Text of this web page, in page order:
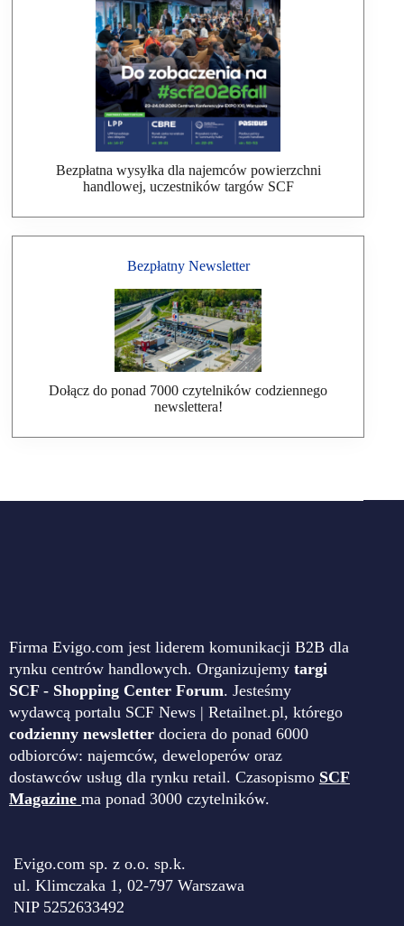
Bezpłatna wysyłka dla najemców powierzchni
handlowej, uczestników targów SCF
Bezpłatny Newsletter
Dołącz do ponad 7000 czytelników codziennego
newslettera!
Firma Evigo.com jest liderem komunikacji B2B dla
rynku centrów handlowych. Organizujemy targi
SCF - Shopping Center Forum. Jesteśmy
wydawcą portalu SCF News | Retailnet.pl, którego
codzienny newsletter dociera do ponad 6000
odbiorców: najemców, deweloperów oraz
dostawców usług dla rynku retail. Czasopismo SCF
Magazine ma ponad 3000 czytelników.
Evigo.com sp. z o.o. sp.k.
ul. Klimczaka 1, 02-797 Warszawa
NIP 5252633492